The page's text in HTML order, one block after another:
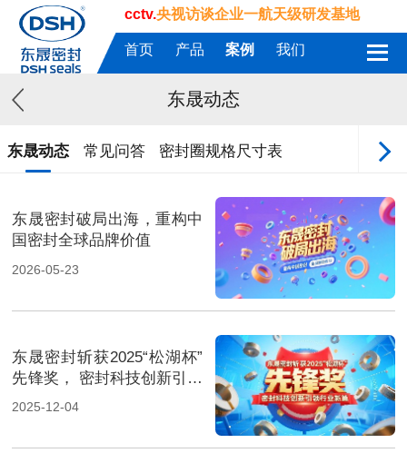
cctv.央视访谈企业一航天级研发基地
首页 产品 案例 我们
东晟动态
东晟动态 常见问答 密封圈规格尺寸表
东晟密封破局出海，重构中
国密封全球品牌价值
2026-05-23
东晟密封斩获2025“松湖杯”
先锋奖， 密封科技创新引领
行业新篇！
2025-12-04